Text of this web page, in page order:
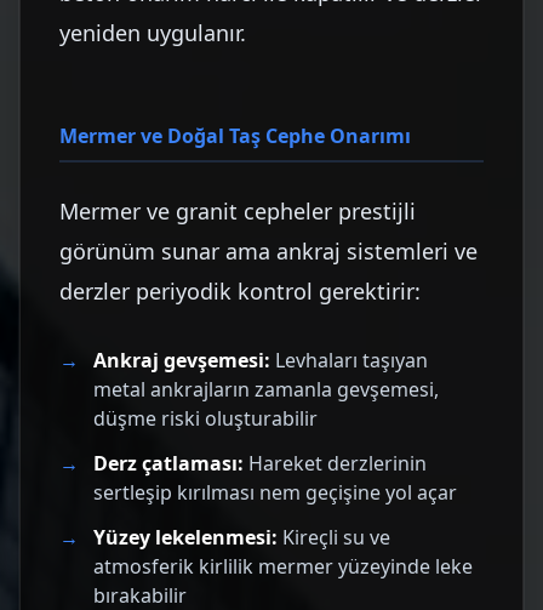
yeniden uygulanır.
Mermer ve Doğal Taş Cephe Onarımı
Mermer ve granit cepheler prestijli
görünüm sunar ama ankraj sistemleri ve
derzler periyodik kontrol gerektirir:
Ankraj gevşemesi: Levhaları taşıyan
metal ankrajların zamanla gevşemesi,
düşme riski oluşturabilir
Derz çatlaması: Hareket derzlerinin
sertleşip kırılması nem geçişine yol açar
Yüzey lekelenmesi: Kireçli su ve
atmosferik kirlilik mermer yüzeyinde leke
bırakabilir